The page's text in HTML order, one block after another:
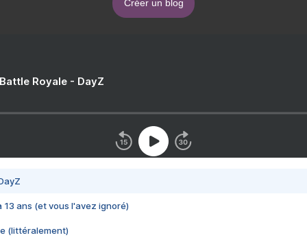
Créer un blog
Royale - DayZ
13 ans (et vous l'avez ignoré)
(littéralement)